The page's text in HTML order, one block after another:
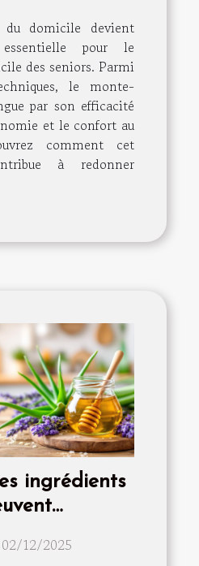
du domicile devient
pour le
des seniors. Parmi
le monte-
par son efficacité
et le confort au
comment cet
à redonner
ingrédients
12/2025